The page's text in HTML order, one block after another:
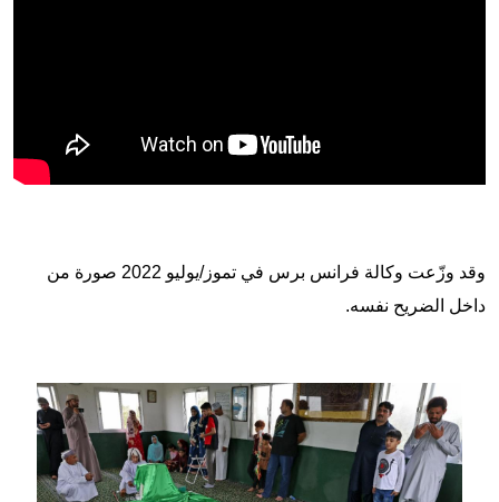
وقد وزّعت وكالة فرانس برس في تموز/يوليو 2022 صورة من
داخل الضريح نفسه.
Image